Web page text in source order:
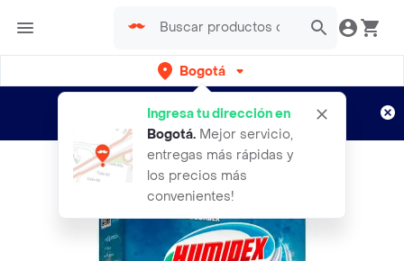
Bogotá
Ingresa tu dirección en
Bogotá. Mejor servicio,
entregas más rápidas y
los precios más
convenientes!
envíos gratis por semanas
Aplican TyC